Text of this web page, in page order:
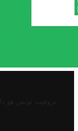
تروفيت تونس هو